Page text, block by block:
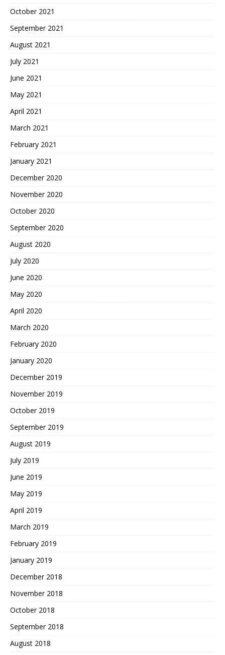
October 2021
September 2021
August 2021
July 2021
June 2021
May 2021
April 2021
March 2021
February 2021
January 2021
December 2020
November 2020
October 2020
September 2020
August 2020
July 2020
June 2020
May 2020
April 2020
March 2020
February 2020
January 2020
December 2019
November 2019
October 2019
September 2019
August 2019
July 2019
June 2019
May 2019
April 2019
March 2019
February 2019
January 2019
December 2018
November 2018
October 2018
September 2018
August 2018